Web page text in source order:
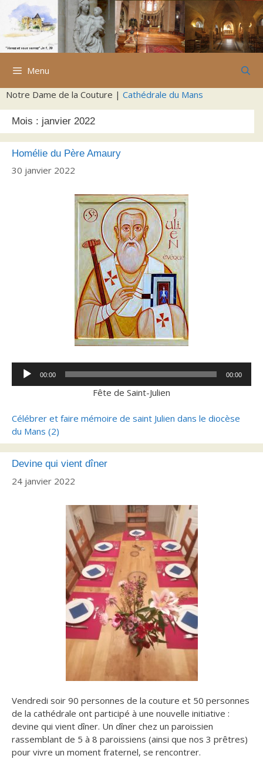
Aller
contenu
Menu
Notre Dame de la Couture | Cathédrale du Mans
Mois : janvier 2022
Homélie du Père Amaury
30 janvier 2022
Lecteur
audio
00:00 00:00
Fête de Saint-Julien
Célébrer et faire mémoire de saint Julien dans le diocèse
du Mans (2)
Devine qui vient dîner
24 janvier 2022
Vendredi soir 90 personnes de la couture et 50 personnes
de la cathédrale ont participé à une nouvelle initiative :
devine qui vient dîner. Un dîner chez un paroissien
rassemblant de 5 à 8 paroissiens (ainsi que nos 3 prêtres)
pour vivre un moment fraternel, se rencontrer.